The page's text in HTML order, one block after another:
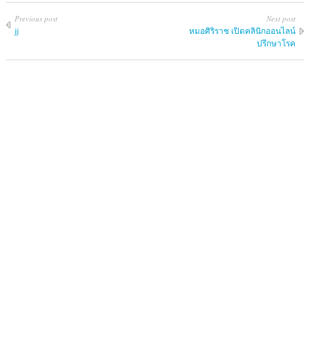
Previous post
jj
Next post
หมอศิริราช เปิดคลินิกออนไลน์
ปรึกษาโรค